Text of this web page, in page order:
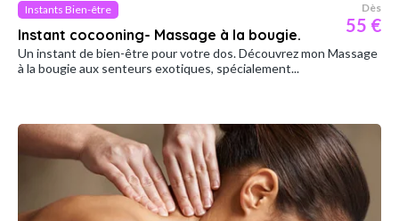
Instants Bien-être
Instant cocooning- Massage à la bougie.
Dès
55 €
Un instant de bien-être pour votre dos. Découvrez mon Massage
à la bougie aux senteurs exotiques, spécialement...